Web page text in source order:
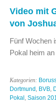
Video mit
von
Fünf Wochen
Pokal heim
Kategorien:
Dortmund BVB
Pokal Saison